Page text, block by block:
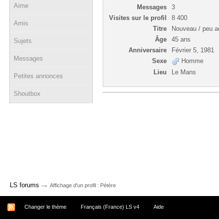
Aime
Amis
Sujets
Messages
Petites annonces
Shoutbox
Messages
3
Visites sur le profil
8 400
Titre
Nouveau / peu
Âge
45 ans
Anniversaire
Février 5, 1981
Sexe
Homme
Lieu
Le Mans
LS forums → Affichage d'un profil : Pétère
Changer le thème Français (France) LS v4 Aide